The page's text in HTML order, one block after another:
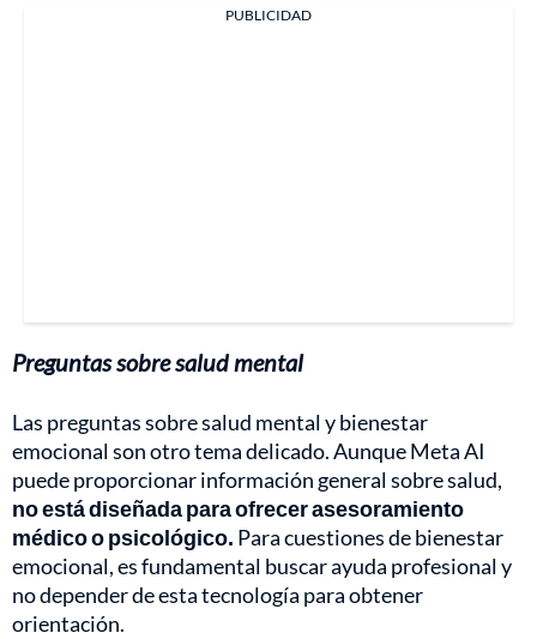
PUBLICIDAD
Preguntas sobre salud mental
Las preguntas sobre salud mental y bienestar
emocional son otro tema delicado. Aunque Meta AI
puede proporcionar información general sobre salud,
no está diseñada para ofrecer asesoramiento
médico o psicológico. Para cuestiones de bienestar
emocional, es fundamental buscar ayuda profesional y
no depender de esta tecnología para obtener
orientación.